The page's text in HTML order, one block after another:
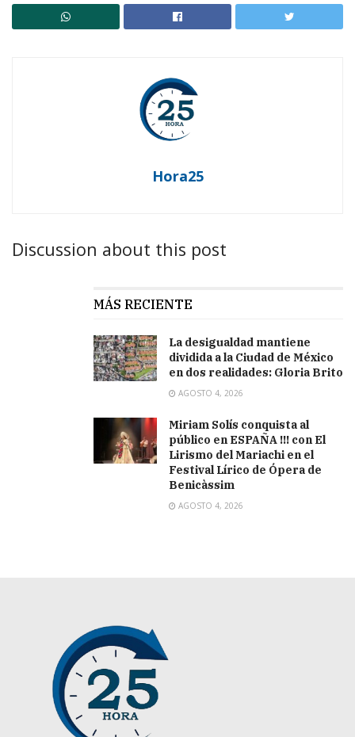
Hora25
Discussion about this post
MÁS RECIENTE
La desigualdad mantiene
dividida a la Ciudad de México
en dos realidades: Gloria Brito
AGOSTO 4, 2026
Miriam Solís conquista al
público en ESPAÑA !!! con El
Lirismo del Mariachi en el
Festival Lírico de Ópera de
Benicàssim
AGOSTO 4, 2026